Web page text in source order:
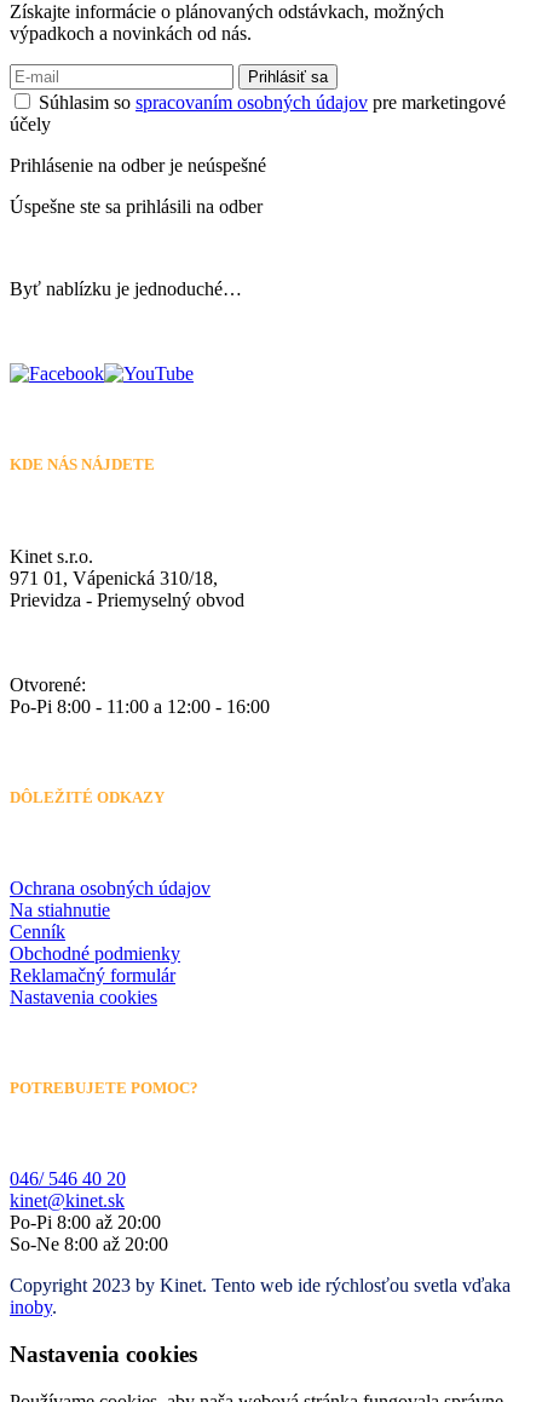
Získajte informácie o plánovaných odstávkach, možných
výpadkoch a novinkách od nás.
Prihlásiť sa
Súhlasim so spracovaním osobných údajov pre marketingové
účely
Prihlásenie na odber je neúspešné
Úspešne ste sa prihlásili na odber
Byť nablízku je jednoduché…
KDE NÁS NÁJDETE
Kinet s.r.o.
971 01, Vápenická 310/18,
Prievidza - Priemyselný obvod
Otvorené:
Po-Pi 8:00 - 11:00 a 12:00 - 16:00
DÔLEŽITÉ ODKAZY
Ochrana osobných údajov
Na stiahnutie
Cenník
Obchodné podmienky
Reklamačný formulár
Nastavenia cookies
POTREBUJETE POMOC?
046/ 546 40 20
kinet@kinet.sk
Po-Pi 8:00 až 20:00
So-Ne 8:00 až 20:00
Copyright 2023 by Kinet. Tento web ide rýchlosťou svetla vďaka
inoby.
Nastavenia cookies